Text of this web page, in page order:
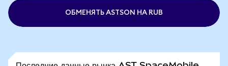
ОБМЕНЯТЬ ASTSON НА RUB